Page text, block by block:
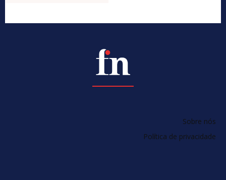
Sobre nós
Política de privacidade